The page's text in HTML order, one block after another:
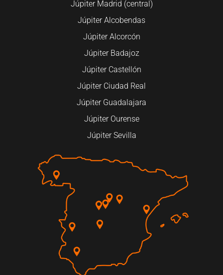
Júpiter Madrid (central)
Júpiter Alcobendas
Júpiter Alcorcón
Júpiter Badajoz
Júpiter Castellón
Júpiter Ciudad Real
Júpiter Guadalajara
Júpiter Ourense
Júpiter Sevilla